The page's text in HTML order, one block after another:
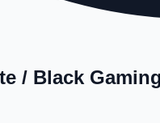
/ Black